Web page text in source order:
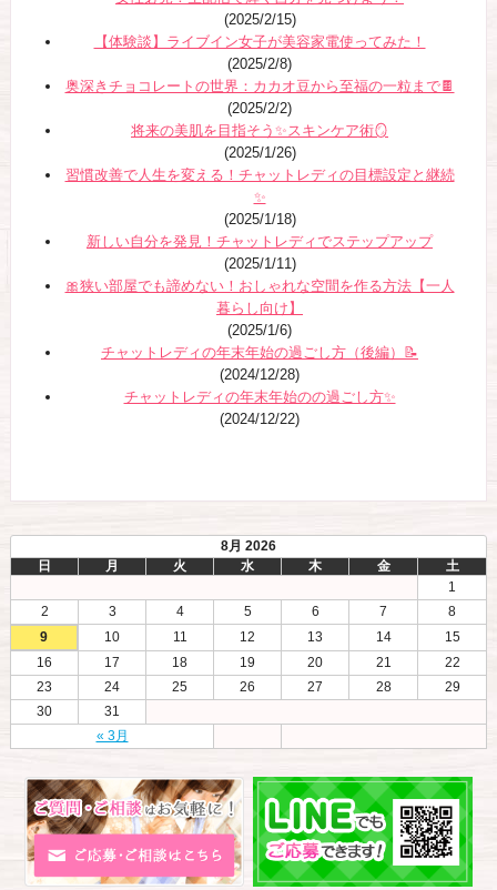
(2025/2/15)
【体験談】ライブイン女子が美容家電使ってみた！
(2025/2/8)
奥深きチョコレートの世界：カカオ豆から至福の一粒まで🍫
(2025/2/2)
将来の美肌を目指そう✨スキンケア術🪞
(2025/1/26)
習慣改善で人生を変える！チャットレディの目標設定と継続
✨
(2025/1/18)
新しい自分を発見！チャットレディでステップアップ
(2025/1/11)
🎀狭い部屋でも諦めない！おしゃれな空間を作る方法【一人
暮らし向け】
(2025/1/6)
チャットレディの年末年始の過ごし方（後編）📝
(2024/12/28)
チャットレディの年末年始のの過ごし方✨
(2024/12/22)
8月 2026
日
月 火 水 木 金 土
« 3月
1
2
3 4 5 6 7
8
9
10 11 12 13 14
15
16
17 18 19 20 21
22
23
24 25 26 27 28
29
30
31